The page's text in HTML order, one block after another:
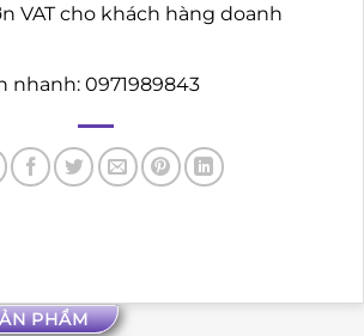
PHẨM
VAT cho khách hàng doanh
nhanh: 0971989843